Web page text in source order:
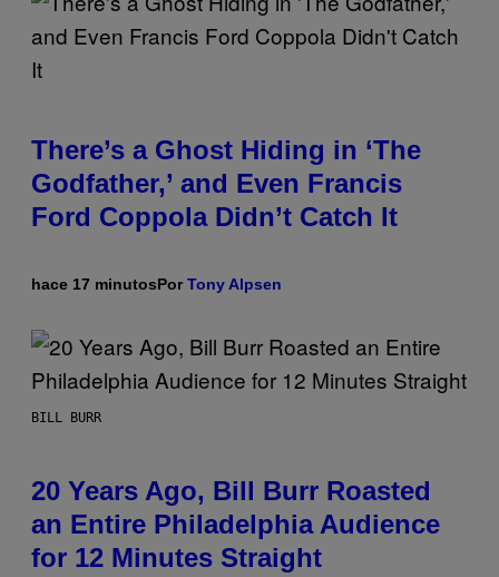
There’s a Ghost Hiding in ‘The
Godfather,’ and Even Francis
Ford Coppola Didn’t Catch It
hace 17 minutosPorTony Alpsen
BILL BURR
20 Years Ago, Bill Burr Roasted
an Entire Philadelphia Audience
for 12 Minutes Straight